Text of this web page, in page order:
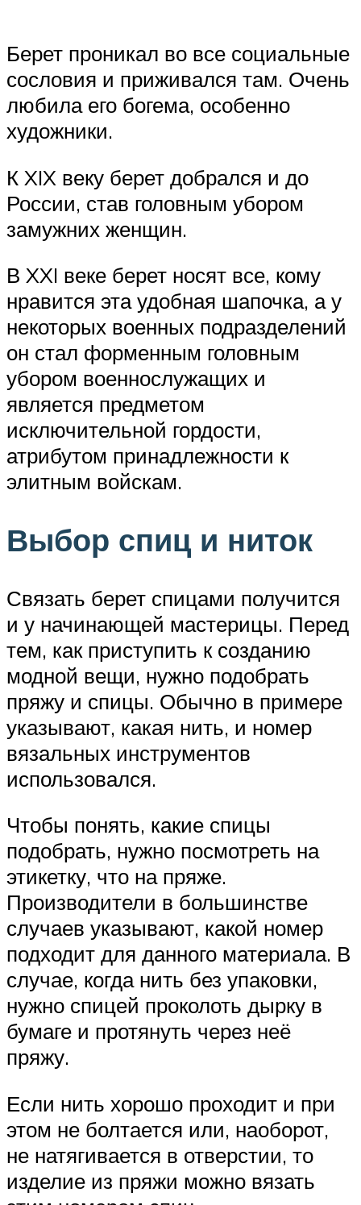
Берет проникал во все социальные
сословия и приживался там. Очень
любила его богема, особенно
художники.
К XIX веку берет добрался и до
России, став головным убором
замужних женщин.
В XXI веке берет носят все, кому
нравится эта удобная шапочка, а у
некоторых военных подразделений
он стал форменным головным
убором военнослужащих и
является предметом
исключительной гордости,
атрибутом принадлежности к
элитным войскам.
Выбор спиц и ниток
Связать берет спицами получится
и у начинающей мастерицы. Перед
тем, как приступить к созданию
модной вещи, нужно подобрать
пряжу и спицы. Обычно в примере
указывают, какая нить, и номер
вязальных инструментов
использовался.
Чтобы понять, какие спицы
подобрать, нужно посмотреть на
этикетку, что на пряже.
Производители в большинстве
случаев указывают, какой номер
подходит для данного материала. В
случае, когда нить без упаковки,
нужно спицей проколоть дырку в
бумаге и протянуть через неё
пряжу.
Если нить хорошо проходит и при
этом не болтается или, наоборот,
не натягивается в отверстии, то
изделие из пряжи можно вязать